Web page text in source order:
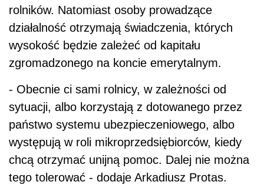
rolników. Natomiast osoby prowadzące
działalność otrzymają świadczenia, których
wysokość będzie zależeć od kapitału
zgromadzonego na koncie emerytalnym.
- Obecnie ci sami rolnicy, w zależności od
sytuacji, albo korzystają z dotowanego przez
państwo systemu ubezpieczeniowego, albo
występują w roli mikroprzedsiębiorców, kiedy
chcą otrzymać unijną pomoc. Dalej nie można
tego tolerować - dodaje Arkadiusz Protas.